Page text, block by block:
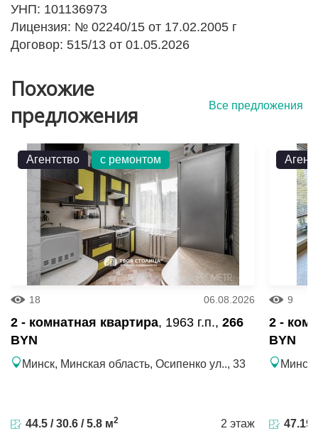
УНП: 101136973
Лицензия: № 02240/15 от 17.02.2005 г
Договор: 515/13 от 01.05.2026
Похожие
предложения
Все предложения
Агентство с ремонтом
18 06.08.2026
2 - комнатная квартира, 1963 г.п., 266
BYN
Минск, Минская область, Осипенко ул.., 33
44.5 / 30.6 / 5.8 м2 2 этаж
9
2 -
BYN
47.19